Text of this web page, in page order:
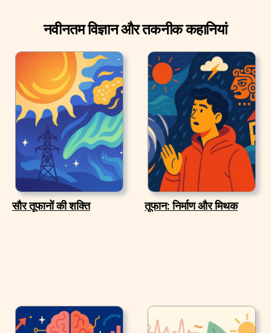
नवीनतम विज्ञान और तकनीक कहानियां
सौर तूफानों की शक्ति तूफान: निर्माण और मिथक